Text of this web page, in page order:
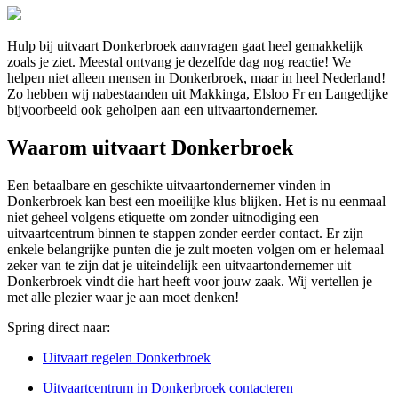
Hulp bij uitvaart Donkerbroek aanvragen gaat heel gemakkelijk
zoals je ziet. Meestal ontvang je dezelfde dag nog reactie! We
helpen niet alleen mensen in Donkerbroek, maar in heel Nederland!
Zo hebben wij nabestaanden uit Makkinga, Elsloo Fr en Langedijke
bijvoorbeeld ook geholpen aan een uitvaartondernemer.
Waarom uitvaart Donkerbroek
Een betaalbare en geschikte uitvaartondernemer vinden in
Donkerbroek kan best een moeilijke klus blijken. Het is nu eenmaal
niet geheel volgens etiquette om zonder uitnodiging een
uitvaartcentrum binnen te stappen zonder eerder contact. Er zijn
enkele belangrijke punten die je zult moeten volgen om er helemaal
zeker van te zijn dat je uiteindelijk een uitvaartondernemer uit
Donkerbroek vindt die hart heeft voor jouw zaak. Wij vertellen je
met alle plezier waar je aan moet denken!
Spring direct naar:
Uitvaart regelen Donkerbroek
Uitvaartcentrum in Donkerbroek contacteren